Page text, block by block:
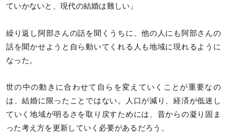
ていかないと、現代の結婚は難しい」
繰り返し阿部さんの話を聞くうちに、他の人にも阿部さんの
話を聞かせようと自ら動いてくれる人も地域に現れるように
なった。
世の中の動きに合わせて自らを変えていくことが重要なの
は、結婚に限ったことではない。人口が減り、経済が低迷し
ていく地域が明るさを取り戻すためには、昔からの凝り固ま
った考え方を更新していく必要があるだろう。